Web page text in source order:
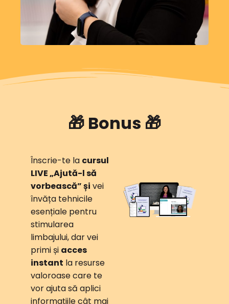
🎁 Bonus 🎁
Înscrie-te la cursul
LIVE „Ajută-l să
vorbească” și vei
învăța tehnicile
esențiale pentru
stimularea
limbajului, dar vei
primi și acces
instant la resurse
valoroase care te
vor ajuta să aplici
informațiile cât mai